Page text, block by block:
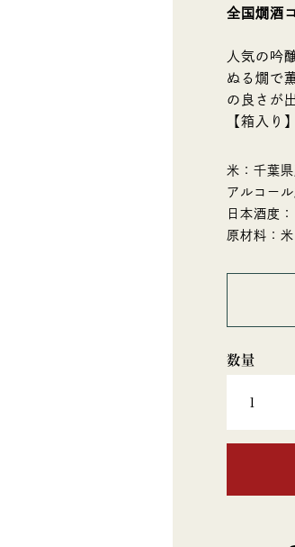
全国燗酒
人気の吟
ぬる燗で
の良さが
【箱入り】
米：千葉
アルコー
日本酒度
原材料：